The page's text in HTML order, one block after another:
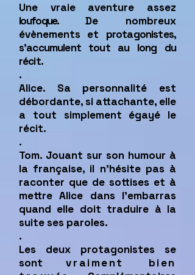
Une vraie aventure assez
loufoque. De nombreux
évènements et protagonistes,
s’accumulent tout au long du
récit.
.
Alice. Sa personnalité est
débordante, si attachante, elle
a tout simplement égayé le
récit.
.
Tom. Jouant sur son humour à
la française, il n’hésite pas à
raconter que de sottises et à
mettre Alice dans l’embarras
quand elle doit traduire à la
suite ses paroles.
.
Les deux protagonistes se
sontvraiment bien